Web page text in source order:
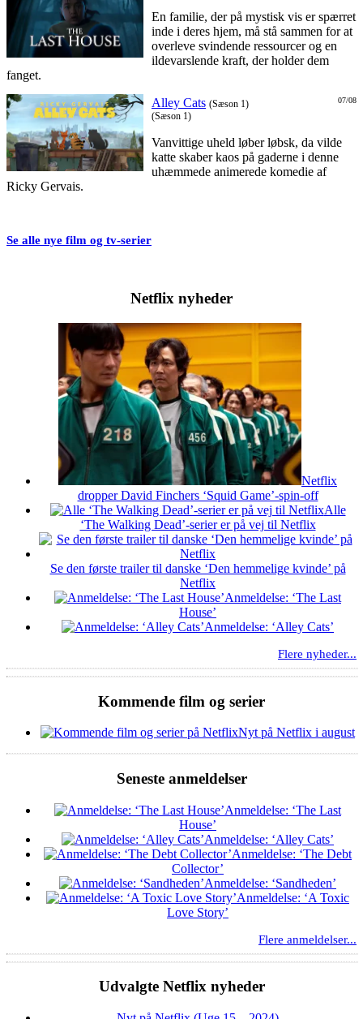
En familie, der på mystisk vis er spærret
inde i deres hjem, må stå sammen for at
overleve svindende ressourcer og en
ildevarslende kraft, der holder dem
fanget.
07/08
Alley Cats (Sæson 1)
(Sæson 1)
Vanvittige uheld løber løbsk, da vilde
katte skaber kaos på gaderne i denne
uhæmmede animerede komedie af
Ricky Gervais.
Se alle nye film og tv-serier
Netflix nyheder
Netflix
dropper David Finchers ‘Squid Game’-spin-off
Alle
‘The Walking Dead’-serier er på vej til Netflix
Se den første trailer til danske ‘Den hemmelige kvinde’ på
Netflix
Anmeldelse: ‘The Last
House’
Anmeldelse: ‘Alley Cats’
Flere nyheder...
Kommende film og serier
Nyt på Netflix i august
Seneste anmeldelser
Anmeldelse: ‘The Last
House’
Anmeldelse: ‘Alley Cats’
Anmeldelse: ‘The Debt
Collector’
Anmeldelse: ‘Sandheden’
Anmeldelse: ‘A Toxic
Love Story’
Flere anmeldelser...
Udvalgte Netflix nyheder